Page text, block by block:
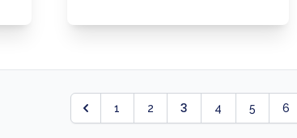
1 2 3 4 5 6